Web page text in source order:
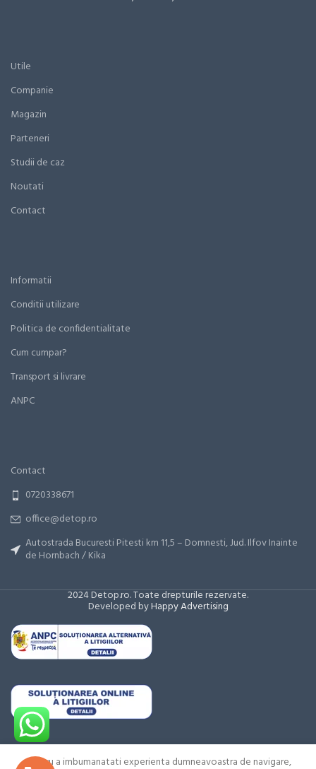
Utile
Companie
Magazin
Parteneri
Studii de caz
Noutati
Contact
Informatii
Conditii utilizare
Politica de confidentialitate
Cum cumpar?
Transport si livrare
ANPC
Contact
0720338671
office@detop.ro
Autostrada Bucuresti Pitesti km 11,5 – Domnesti, Jud. Ilfov Inainte
de Hornbach / Kika
2024 Detop.ro. Toate drepturile rezervate.
Developed byHappy Advertising
Pentru a imbumanatati experienta dumneavoastra de navigare,
Generator